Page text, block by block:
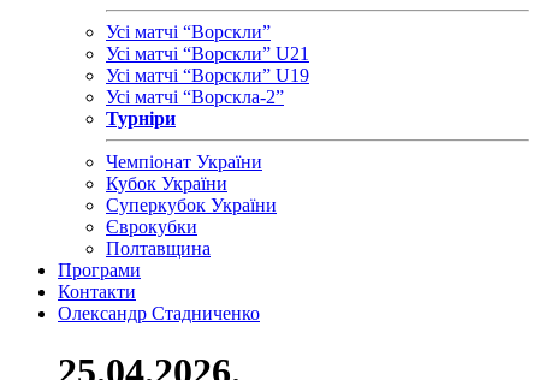
Усі матчі “Ворскли”
Усі матчі “Ворскли” U21
Усі матчі “Ворскли” U19
Усі матчі “Ворскла-2”
Турніри
Чемпіонат України
Кубок України
Суперкубок України
Єврокубки
Полтавщина
Програми
Контакти
Олександр Стадниченко